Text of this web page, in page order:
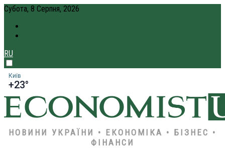
Субота, 8 Серпня, 2026
RU
Київ
+23°
НОВИНИ УКРАЇНИ • ЕКОНОМІКА • БІЗНЕС •
ФІНАНСИ